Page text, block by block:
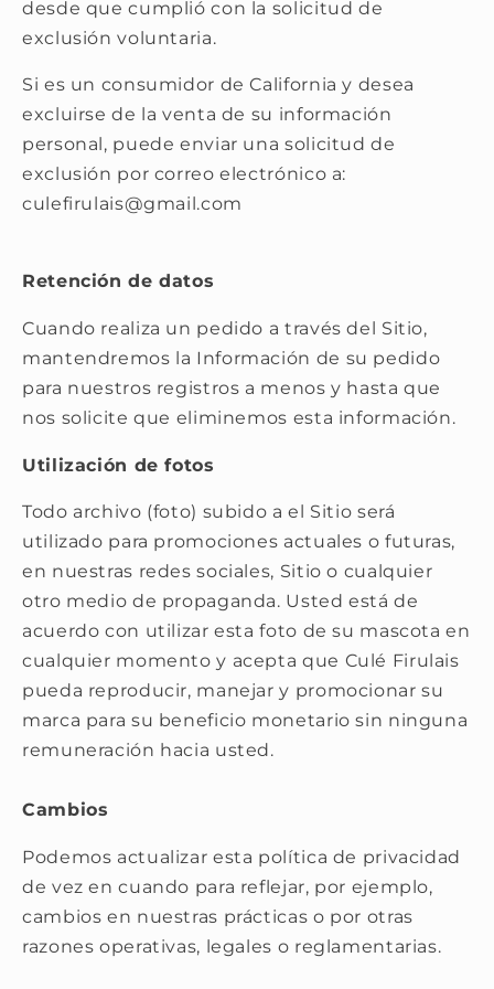
desde que cumplió con la solicitud de
exclusión voluntaria.
Si es un consumidor de California y desea
excluirse de la venta de su información
personal, puede enviar una solicitud de
exclusión por correo electrónico a:
culefirulais@gmail.com
Retención de datos
Cuando realiza un pedido a través del Sitio,
mantendremos la Información de su pedido
para nuestros registros a menos y hasta que
nos solicite que eliminemos esta información.
Utilización de fotos
Todo archivo (foto) subido a el Sitio será
utilizado para promociones actuales o futuras,
en nuestras redes sociales, Sitio o cualquier
otro medio de propaganda. Usted está de
acuerdo con utilizar esta foto de su mascota en
cualquier momento y acepta que Culé Firulais
pueda reproducir, manejar y promocionar su
marca para su beneficio monetario sin ninguna
remuneración hacia usted.
Cambios
Podemos actualizar esta política de privacidad
de vez en cuando para reflejar, por ejemplo,
cambios en nuestras prácticas o por otras
razones operativas, legales o reglamentarias.